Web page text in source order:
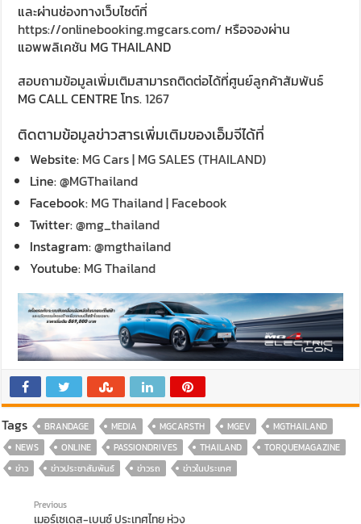
และผ่านช่องทางเว็บไซต์ที่
https://onlinebooking.mgcars.com/ หรือจองผ่าน
แอพพลิเคชัน MG THAILAND
สอบถามข้อมูลเพิ่มเติมสามารถติดต่อได้ที่ศูนย์ลูกค้าสัมพันธ์
MG CALL CENTRE โทร.1267
ติดตามข้อมูลข่าวสารเพิ่มเติมของเอ็มจีได้ที่
Website: MG Cars | MG SALES (THAILAND)
Line:@MGThailand
Facebook: MG Thailand | Facebook
Twitter:@mg_thailand
Instagram:@mgthailand
Youtube: MG Thailand
Tags BRANDAGE MEDIA MGCARSTH MGEV
MGTHAILAND
NEWS
ONLINE PASSIONDRIVES THAILAND
TORQUEMAGAZINE
ข่าว
ข่าวประชาสัมพันธ์ ข่าวรถ ข่าวในประเทศ
Previous
เมอร์เซเดส-เบนซ์ ประเทศไทย ห่วง